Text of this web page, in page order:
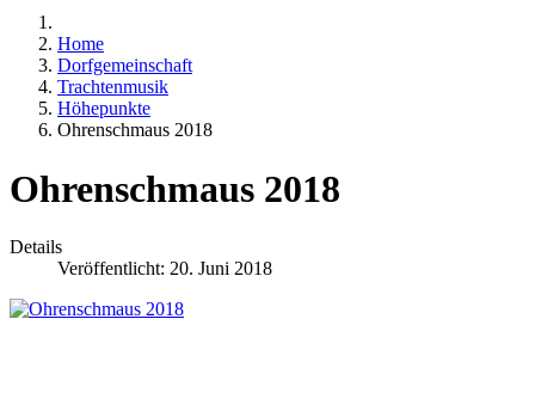
Home
Dorfgemeinschaft
Trachtenmusik
Höhepunkte
Ohrenschmaus 2018
Ohrenschmaus 2018
Details
Veröffentlicht: 20. Juni 2018